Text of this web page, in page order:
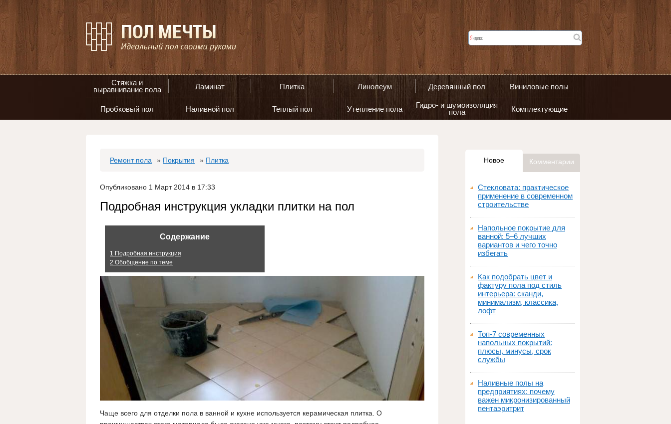
Стяжка и
выравнивание пола
Ламинат Плитка Линолеум Деревянный пол Виниловые полы
Пробковый пол Наливной пол Теплый пол Утепление пола
Гидро- и шумоизоляция
пола
Комплектующие
Ремонт пола » Покрытия » Плитка
Опубликовано 1 Март 2014 в 17:33
Подробная инструкция укладки плитки на пол
Содержание
1 Подробная инструкция
2 Обобщение по теме
Чаще всего для отделки пола в ванной и кухне используется керамическая плитка. О
Новое Комментарии
Стекловата: практическое
применение в современном
строительстве
Напольное покрытие для
ванной: 5–6 лучших
вариантов и чего точно
избегать
Как подобрать цвет и
фактуру пола под стиль
интерьера: сканди,
минимализм, классика,
лофт
Топ‑7 современных
напольных покрытий:
плюсы, минусы, срок
службы
Наливные полы на
предприятиях: почему
важен микронизированный
пентаэритрит